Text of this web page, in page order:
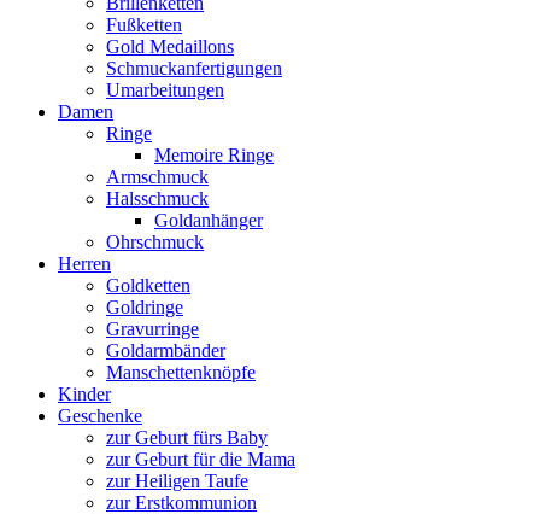
Fußketten
Gold Medaillons
Schmuckanfertigungen
Umarbeitungen
Damen
Ringe
Memoire Ringe
Armschmuck
Halsschmuck
Goldanhänger
Ohrschmuck
Herren
Goldketten
Goldringe
Gravurringe
Goldarmbänder
Manschettenknöpfe
Kinder
Geschenke
zur Geburt fürs Baby
zur Geburt für die Mama
zur Heiligen Taufe
zur Erstkommunion